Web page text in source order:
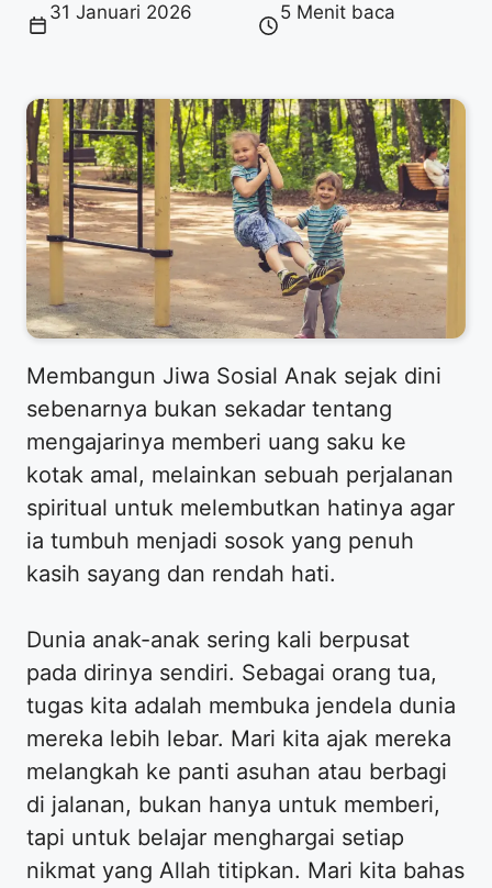
31 Januari 2026 5 Menit baca
​Membangun Jiwa Sosial Anak sejak dini
sebenarnya bukan sekadar tentang
mengajarinya memberi uang saku ke
kotak amal, melainkan sebuah perjalanan
spiritual untuk melembutkan hatinya agar
ia tumbuh menjadi sosok yang penuh
kasih sayang dan rendah hati.
​Dunia anak-anak sering kali berpusat
pada dirinya sendiri. Sebagai orang tua,
tugas kita adalah membuka jendela dunia
mereka lebih lebar. Mari kita ajak mereka
melangkah ke panti asuhan atau berbagi
di jalanan, bukan hanya untuk memberi,
tapi untuk belajar menghargai setiap
nikmat yang Allah titipkan. Mari kita bahas